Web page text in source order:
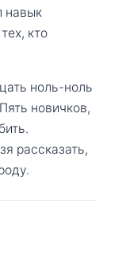
навык
кто
ноль-ноль
новичков,
рассказать,